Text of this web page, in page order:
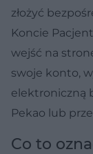
złożyć
Koncie
wejść na
swoje konto,
elektroniczną
Pekao lub
Co to